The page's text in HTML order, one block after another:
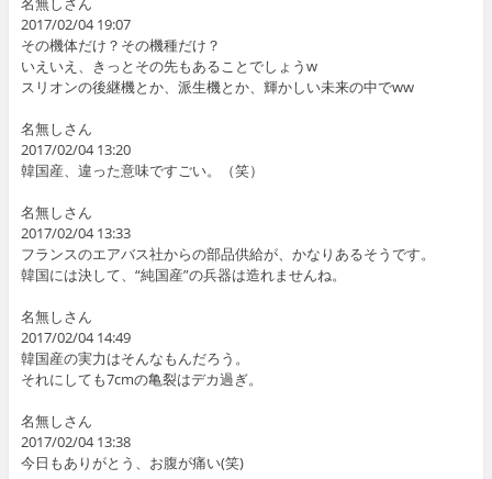
2017/02/04 19:07
その機体だけ？その機種だけ？
いえいえ、きっとその先もあることでしょうw
スリオンの後継機とか、派生機とか、輝かしい未来の中でww
名無しさん
2017/02/04 13:20
韓国産、違った意味ですごい。（笑）
名無しさん
2017/02/04 13:33
フランスのエアバス社からの部品供給が、かなりあるそうです。
韓国には決して、“純国産”の兵器は造れませんね。
名無しさん
2017/02/04 14:49
韓国産の実力はそんなもんだろう。
それにしても7cmの亀裂はデカ過ぎ。
名無しさん
2017/02/04 13:38
今日もありがとう、お腹が痛い(笑)